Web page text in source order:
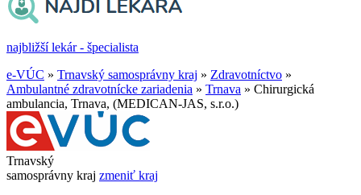
najbližší lekár - špecialista
e-VÚC » Trnavský samosprávny kraj » Zdravotníctvo »
Ambulantné zdravotnícke zariadenia » Trnava » Chirurgická
ambulancia, Trnava, (MEDICAN-JAS, s.r.o.)
Trnavský
samosprávny kraj zmeniť kraj